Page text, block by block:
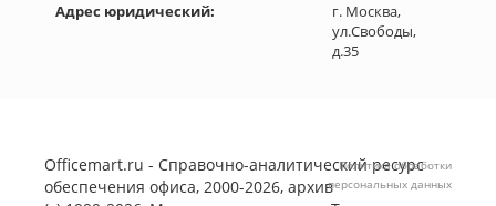
Адрес юридический:
г. Москва,
ул.Свободы,
д.35
Officemart.ru - Справочно-аналитический ресурс
обеспечения офиса, 2000-2026, архив
Политика обработки
персональных данных